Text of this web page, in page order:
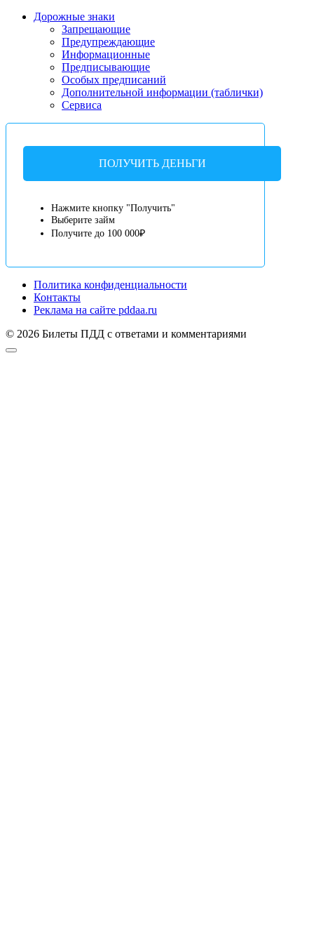
Дорожные знаки
Запрещающие
Предупреждающие
Информационные
Предписывающие
Особых предписаний
Дополнительной информации (таблички)
Сервиса
ПОЛУЧИТЬ ДЕНЬГИ
Нажмите кнопку "Получить"
Выберите займ
Получите до 100 000₽
Политика конфиденциальности
Контакты
Реклама на сайте pddaa.ru
© 2026 Билеты ПДД с ответами и комментариями